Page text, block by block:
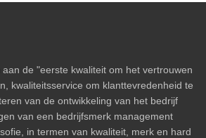
de "eerste kwaliteit om het vertrouwen
kwaliteitsservice om klanttevredenheid te
van de ontwikkeling van het bedrijf
van een bedrijfsmerk management
in termen van kwaliteit, merk en hard